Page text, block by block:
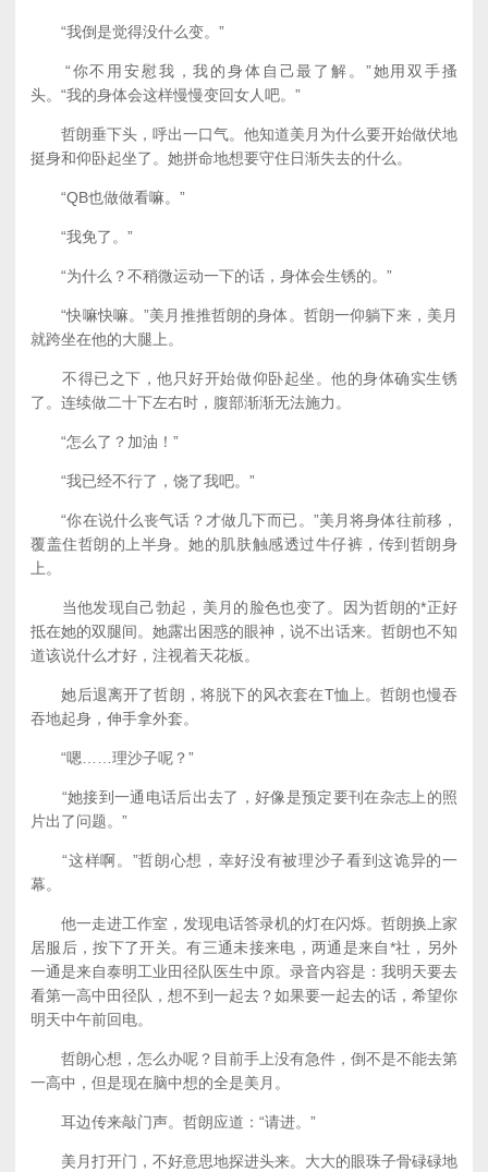
“我倒是觉得没什么变。”
“你不用安慰我，我的身体自己最了解。”她用双手搔
头。“我的身体会这样慢慢变回女人吧。”
哲朗垂下头，呼出一口气。他知道美月为什么要开始做伏地
挺身和仰卧起坐了。她拼命地想要守住日渐失去的什么。
“QB也做做看嘛。”
“我免了。”
“为什么？不稍微运动一下的话，身体会生锈的。”
“快嘛快嘛。”美月推推哲朗的身体。哲朗一仰躺下来，美月
就跨坐在他的大腿上。
不得已之下，他只好开始做仰卧起坐。他的身体确实生锈
了。连续做二十下左右时，腹部渐渐无法施力。
“怎么了？加油！”
“我已经不行了，饶了我吧。”
“你在说什么丧气话？才做几下而已。”美月将身体往前移，
覆盖住哲朗的上半身。她的肌肤触感透过牛仔裤，传到哲朗身
上。
当他发现自己勃起，美月的脸色也变了。因为哲朗的*正好
抵在她的双腿间。她露出困惑的眼神，说不出话来。哲朗也不知
道该说什么才好，注视着天花板。
她后退离开了哲朗，将脱下的风衣套在T恤上。哲朗也慢吞
吞地起身，伸手拿外套。
“嗯……理沙子呢？”
“她接到一通电话后出去了，好像是预定要刊在杂志上的照
片出了问题。”
“这样啊。”哲朗心想，幸好没有被理沙子看到这诡异的一
幕。
他一走进工作室，发现电话答录机的灯在闪烁。哲朗换上家
居服后，按下了开关。有三通未接来电，两通是来自*社，另外
一通是来自泰明工业田径队医生中原。录音内容是：我明天要去
看第一高中田径队，想不到一起去？如果要一起去的话，希望你
明天中午前回电。
哲朗心想，怎么办呢？目前手上没有急件，倒不是不能去第
一高中，但是现在脑中想的全是美月。
耳边传来敲门声。哲朗应道：“请进。”
美月打开门，不好意思地探进头来。大大的眼珠子骨碌碌地